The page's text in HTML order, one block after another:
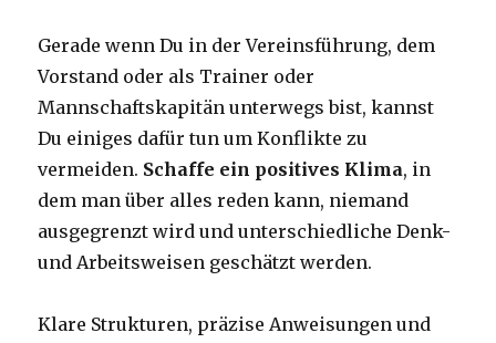
Gerade wenn Du in der Vereinsführung, dem
Vorstand oder als Trainer oder
Mannschaftskapitän unterwegs bist, kannst
Du einiges dafür tun um Konflikte zu
vermeiden. Schaffe ein positives Klima, in
dem man über alles reden kann, niemand
ausgegrenzt wird und unterschiedliche Denk-
und Arbeitsweisen geschätzt werden.
Klare Strukturen, präzise Anweisungen und